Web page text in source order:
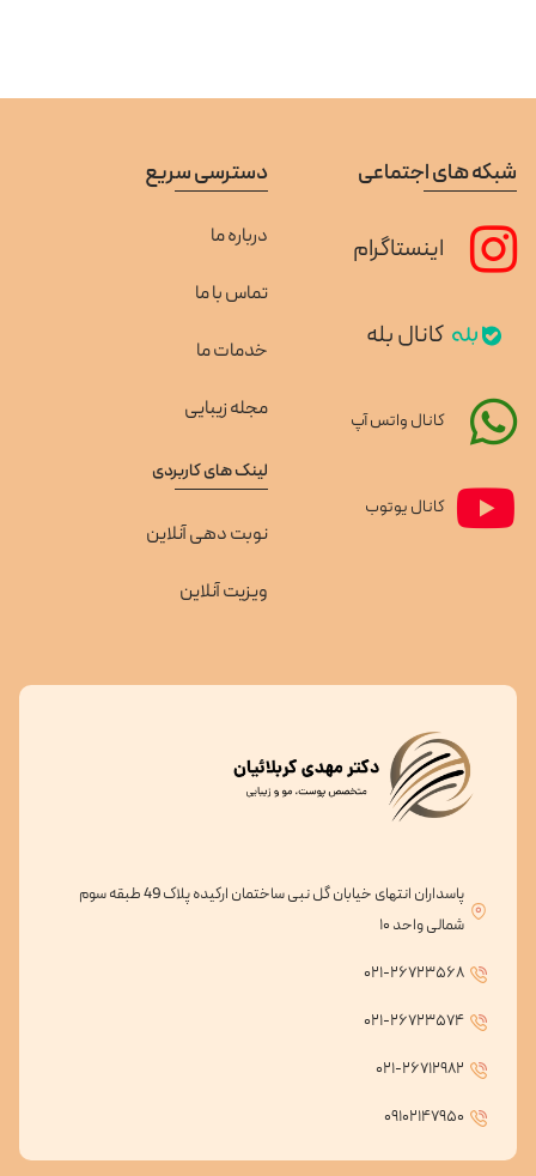
پاسداران انتهای خیابان گل نبی ساختمان ارکیده پلاک 49 طبقه سوم
شمالی واحد ۱۰
۰۲۱-۲۶۷۲۳۵۶۸
۰۲۱-۲۶۷۲۳۵۷۴
۰۲۱-۲۶۷۱۲۹۸۲
۰۹۱۰۲۱۴۷۹۵۰
دسترسی سریع
درباره ما
تماس با ما
خدمات ما
مجله زیبایی
لینک های کاربردی
نوبت دهی آنلاین
ویزیت آنلاین
شبکه های اجتماعی
اینستاگرام
کانال بله
کانال واتس آپ
کانال یوتوب